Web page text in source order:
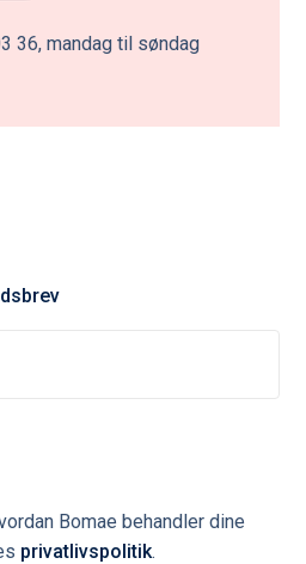
36, mandag til søndag
Bomae behandler dine
privatlivspolitik.